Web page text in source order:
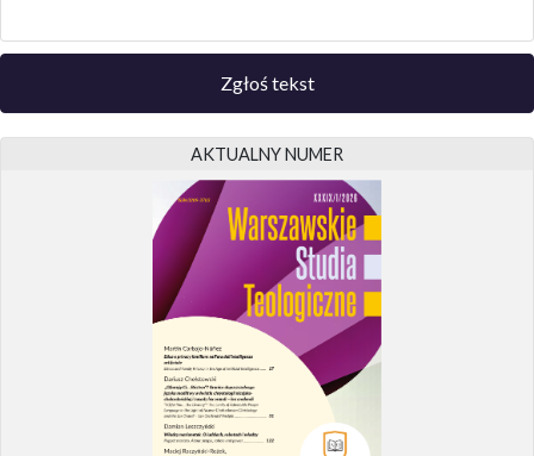
Zgłoś tekst
AKTUALNY NUMER